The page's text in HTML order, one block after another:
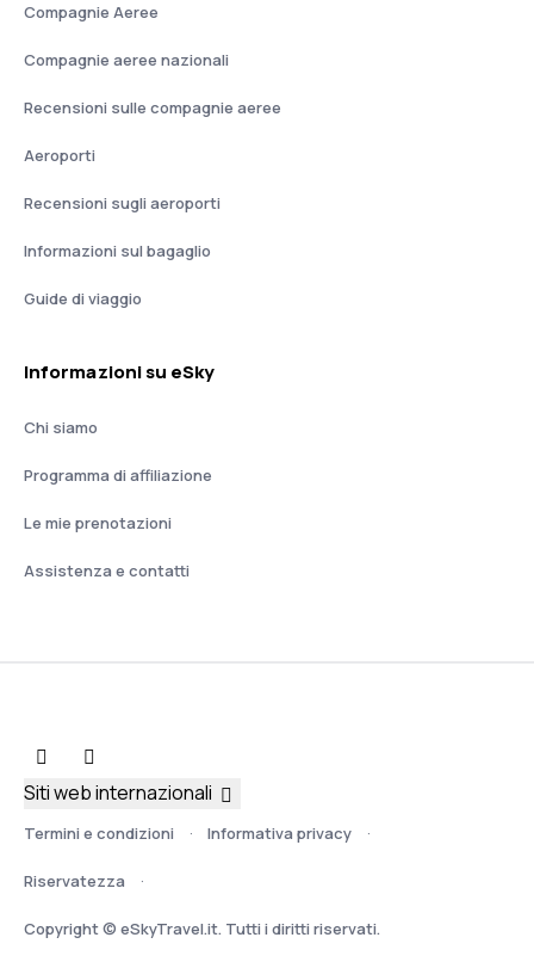
Compagnie Aeree
Compagnie aeree nazionali
Recensioni sulle compagnie aeree
Aeroporti
Recensioni sugli aeroporti
Informazioni sul bagaglio
Guide di viaggio
Informazioni su eSky
Chi siamo
Programma di affiliazione
Le mie prenotazioni
Assistenza e contatti
Termini e condizioni Informativa privacy
Riservatezza
Copyright © eSkyTravel.it. Tutti i diritti riservati.
Siti web internazionali